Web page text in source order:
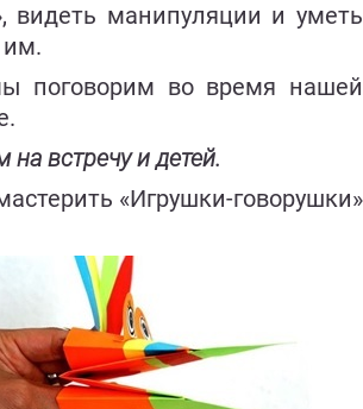
видеть манипуляции и уметь
им.
поговорим во время нашей
встречу и детей.
«Игрушки-говорушки»